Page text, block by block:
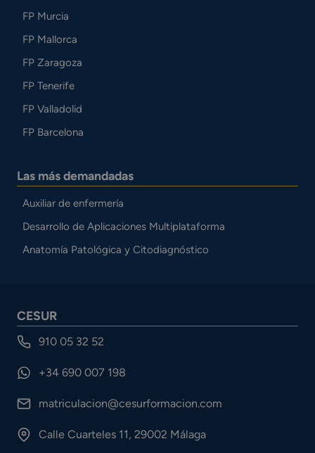
FP Murcia
FP Mallorca
FP Zaragoza
FP Tenerife
FP Valladolid
FP Barcelona
Las más demandadas
Auxiliar de enfermería
Desarrollo de Aplicaciones Multiplataforma
Anatomía Patológica y Citodiagnóstico
CESUR
910 05 32 52
+34 690 007 198
matriculacion@cesurformacion.com
Calle Cuarteles 11, 29002 Málaga